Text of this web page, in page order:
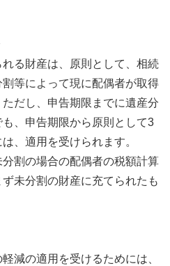
る財産は、原則として、相続
等によって現に配偶者が取得
だし、申告期限までに遺産分
、申告期限から原則として3
、適用を受けられます。
割の場合の配偶者の税額計算
未分割の財産に充てられたも
減の適用を受けるためには、